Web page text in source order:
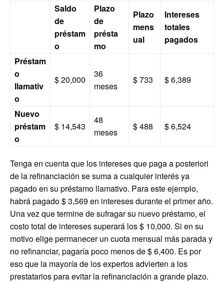
Saldo
de
préstam
o
Plazo
de
présta
mo
Plazo
mens
ual
Intereses
totales
pagados
Préstam
o
llamativ
o
$ 20,000
36
meses
$ 733 $ 6,389
Nuevo
préstam
o
$ 14,543
48
meses
$ 488 $ 6,524
Tenga en cuenta que los intereses que paga a posteriori
de la refinanciación se suma a cualquier interés ya
pagado en su préstamo llamativo. Para este ejemplo,
habrá pagado $ 3,569 en intereses durante el primer año.
Una vez que termine de sufragar su nuevo préstamo, el
costo total de intereses superará los $ 10,000. Si en su
motivo elige permanecer un cuota mensual más parada y
no refinanciar, pagaría poco menos de $ 6,400. Es por
eso que la mayoría de los expertos advierten a los
prestatarios para evitar la refinanciación a grande plazo.